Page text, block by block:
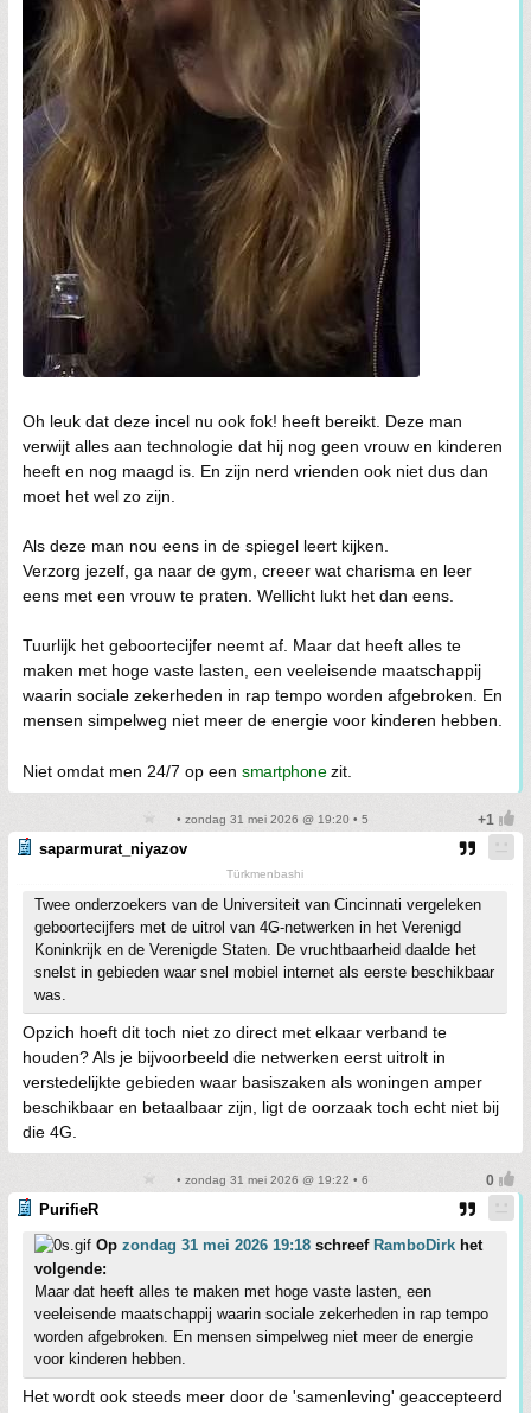
Oh leuk dat deze incel nu ook fok! heeft bereikt. Deze man
verwijt alles aan technologie dat hij nog geen vrouw en kinderen
heeft en nog maagd is. En zijn nerd vrienden ook niet dus dan
moet het wel zo zijn.
Als deze man nou eens in de spiegel leert kijken.
Verzorg jezelf, ga naar de gym, creeer wat charisma en leer
eens met een vrouw te praten. Wellicht lukt het dan eens.
Tuurlijk het geboortecijfer neemt af. Maar dat heeft alles te
maken met hoge vaste lasten, een veeleisende maatschappij
waarin sociale zekerheden in rap tempo worden afgebroken. En
mensen simpelweg niet meer de energie voor kinderen hebben.
Niet omdat men 24/7 op een smartphonezit.
• zondag 31 mei 2026 @ 19:20 • 5
saparmurat_niyazov
Türkmenbashi
Twee onderzoekers van de Universiteit van Cincinnati vergeleken
geboortecijfers met de uitrol van 4G-netwerken in het Verenigd
Koninkrijk en de Verenigde Staten. De vruchtbaarheid daalde het
snelst in gebieden waar snel mobiel internet als eerste beschikbaar
was.
Opzich hoeft dit toch niet zo direct met elkaar verband te
houden? Als je bijvoorbeeld die netwerken eerst uitrolt in
verstedelijkte gebieden waar basiszaken als woningen amper
beschikbaar en betaalbaar zijn, ligt de oorzaak toch echt niet bij
die 4G.
• zondag 31 mei 2026 @ 19:22 • 6
PurifieR
Op zondag 31 mei 2026 19:18 schreef RamboDirk het
volgende:
Maar dat heeft alles te maken met hoge vaste lasten, een
veeleisende maatschappij waarin sociale zekerheden in rap tempo
worden afgebroken. En mensen simpelweg niet meer de energie
voor kinderen hebben.
Het wordt ook steeds meer door de 'samenleving' geaccepteerd